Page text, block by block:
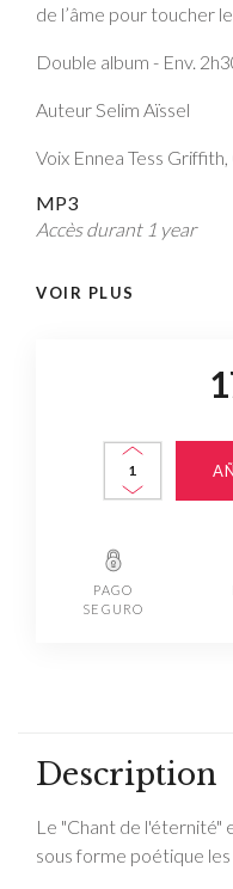
de l’âme pour toucher
Double album - Env.
Auteur Selim Aïssel
Voix Ennea Tess
MP3
Accès durant 1 year
VOIR PLUS
PAGO
SEGURO
Description
Le "Chant de l'éternité"
sous forme poétique